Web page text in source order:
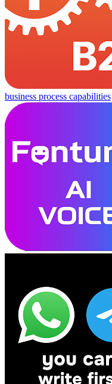
business process capabilities